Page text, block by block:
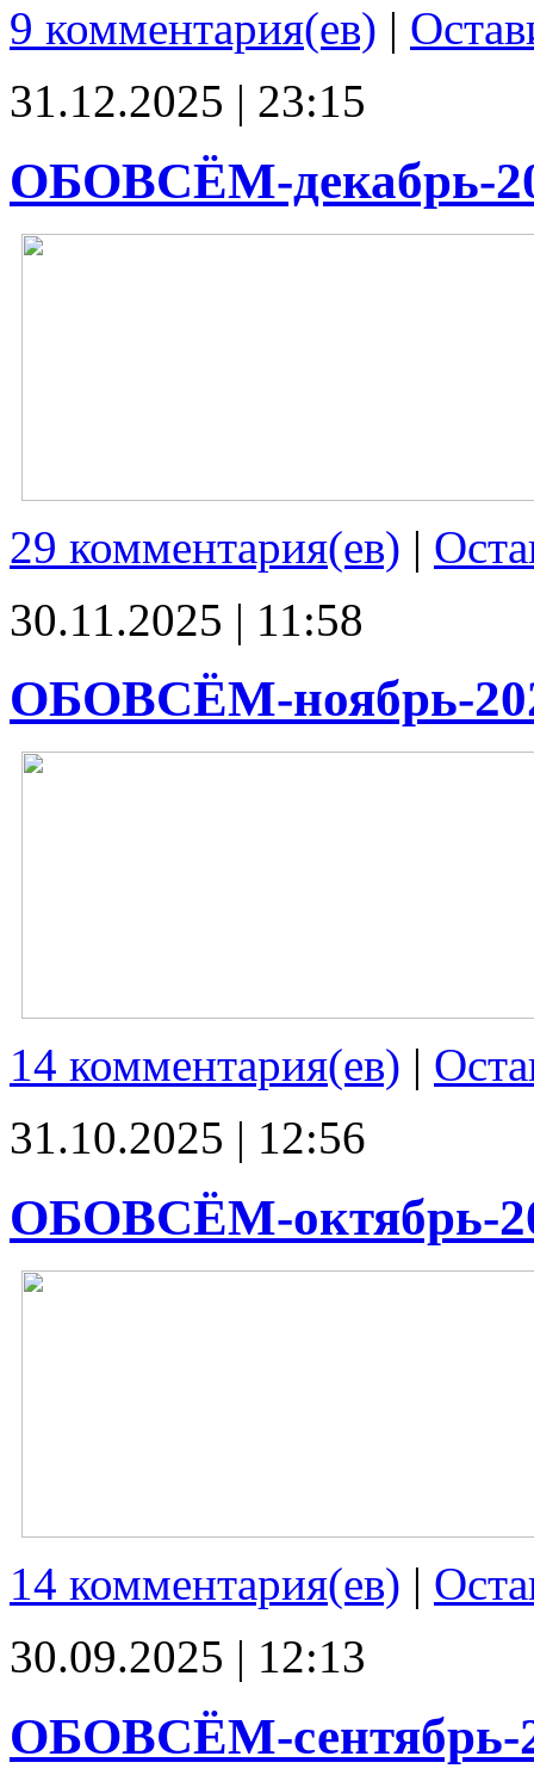
9 комментария(ев) |
31.12.2025 | 23:15
ОБОВСЁМ-декабрь-
29 комментария(ев) |
30.11.2025 | 11:58
ОБОВСЁМ-ноябрь-
14 комментария(ев) |
31.10.2025 | 12:56
ОБОВСЁМ-октябрь-
14 комментария(ев) |
30.09.2025 | 12:13
ОБОВСЁМ-сентябрь-